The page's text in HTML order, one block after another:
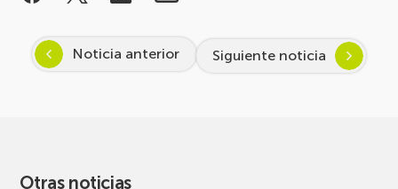
Noticia anterior Siguiente noticia
Otras noticias